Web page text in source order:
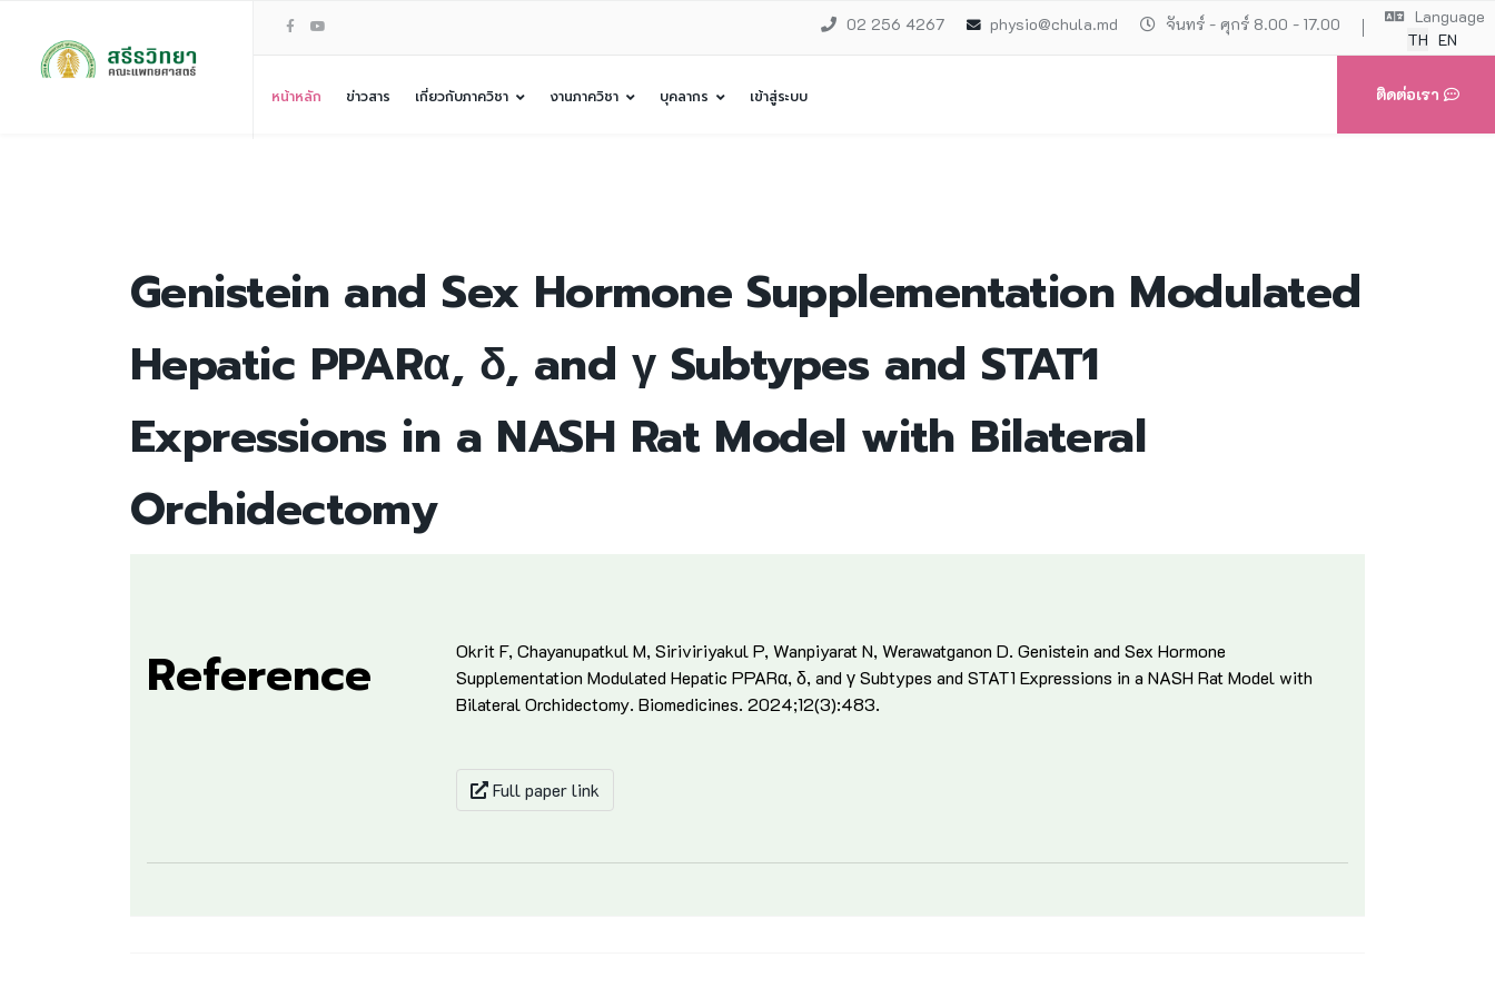
Language
TH EN
02 256 4267 physio@chula.md จันทร์ - ศุกร์ 8.00 - 17.00
ติดต่อเรา
หน้าหลัก ข่าวสาร เกี่ยวกับภาควิชา งานภาควิชา บุคลากร เข้าสู่ระบบ
Genistein and Sex Hormone Supplementation Modulated
Hepatic PPARα, δ, and γ Subtypes and STAT1
Expressions in a NASH Rat Model with Bilateral
Orchidectomy
Reference
Okrit F, Chayanupatkul M, Siriviriyakul P, Wanpiyarat N, Werawatganon D. Genistein and Sex Hormone
Supplementation Modulated Hepatic PPARα, δ, and γ Subtypes and STAT1 Expressions in a NASH Rat Model with
Bilateral Orchidectomy. Biomedicines. 2024;12(3):483.
Full paper link